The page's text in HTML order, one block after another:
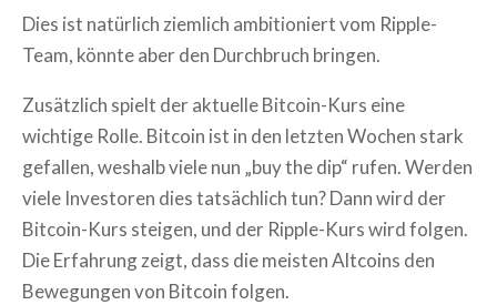
Dies ist natürlich ziemlich ambitioniert vom Ripple-
Team, könnte aber den Durchbruch bringen.
Zusätzlich spielt der aktuelle Bitcoin-Kurs eine
wichtige Rolle. Bitcoin ist in den letzten Wochen stark
gefallen, weshalb viele nun „buy the dip“ rufen. Werden
viele Investoren dies tatsächlich tun? Dann wird der
Bitcoin-Kurs steigen, und der Ripple-Kurs wird folgen.
Die Erfahrung zeigt, dass die meisten Altcoins den
Bewegungen von Bitcoin folgen.